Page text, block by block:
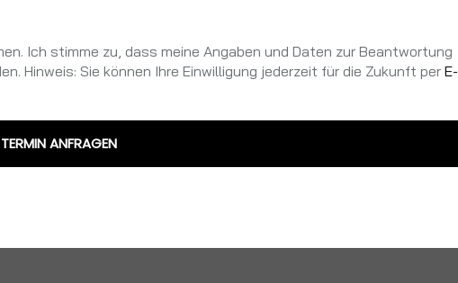
Ich stimme zu, dass meine Angaben und Daten zur Beantwortung
Hinweis: Sie können Ihre Einwilligung jederzeit für die Zukunft per E-
TERMIN ANFRAGEN